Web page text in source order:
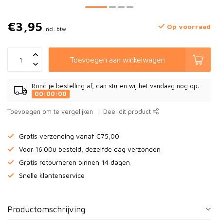
€3,95 Incl. btw Op voorraad
Toevoegen aan winkelwagen
Rond je bestelling af, dan sturen wij het vandaag nog op:
00:00:00
Toevoegen om te vergelijken Deel dit product
Gratis verzending vanaf €75,00
Voor 16.00u besteld, dezelfde dag verzonden
Gratis retourneren binnen 14 dagen
Snelle klantenservice
Productomschrijving